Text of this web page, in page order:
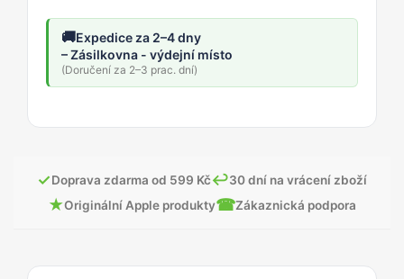
🚚Expedice za 2–4 dny
– Zásilkovna - výdejní místo
(Doručení za 2–3 prac. dní)
✓Doprava zdarma od 599 Kč↩30 dní na vrácení zboží
★Originální Apple produkty☎Zákaznická podpora